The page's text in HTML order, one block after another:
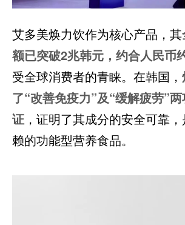
艾多美焕力饮作为核心产品，其
额已突破2兆韩元，约合人民币
受全球消费者的青睐。在韩国，
了“改善免疫力”及“缓解疲劳”
证 ，证明了其成分的安全可靠
赖的功能型营养食品。